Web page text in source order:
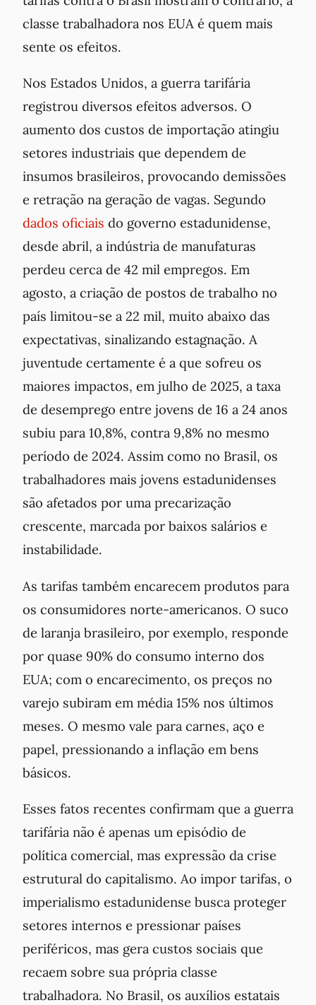
classe trabalhadora nos EUA é quem mais
sente os efeitos.
Nos Estados Unidos, a guerra tarifária
registrou diversos efeitos adversos. O
aumento dos custos de importação atingiu
setores industriais que dependem de
insumos brasileiros, provocando demissões
e retração na geração de vagas. Segundo
dados oficiais do governo estadunidense,
desde abril, a indústria de manufaturas
perdeu cerca de 42 mil empregos. Em
agosto, a criação de postos de trabalho no
país limitou-se a 22 mil, muito abaixo das
expectativas, sinalizando estagnação. A
juventude certamente é a que sofreu os
maiores impactos, em julho de 2025, a taxa
de desemprego entre jovens de 16 a 24 anos
subiu para 10,8%, contra 9,8% no mesmo
período de 2024. Assim como no Brasil, os
trabalhadores mais jovens estadunidenses
são afetados por uma precarização
crescente, marcada por baixos salários e
instabilidade.
As tarifas também encarecem produtos para
os consumidores norte-americanos. O suco
de laranja brasileiro, por exemplo, responde
por quase 90% do consumo interno dos
EUA; com o encarecimento, os preços no
varejo subiram em média 15% nos últimos
meses. O mesmo vale para carnes, aço e
papel, pressionando a inflação em bens
básicos.
Esses fatos recentes confirmam que a guerra
tarifária não é apenas um episódio de
política comercial, mas expressão da crise
estrutural do capitalismo. Ao impor tarifas, o
imperialismo estadunidense busca proteger
setores internos e pressionar países
periféricos, mas gera custos sociais que
recaem sobre sua própria classe
trabalhadora. No Brasil, os auxílios estatais